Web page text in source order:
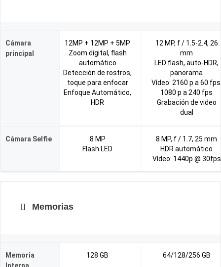
Cámara
principal
12MP + 12MP + 5MP
Zoom digital, flash
automático
Detección de rostros,
toque para enfocar
Enfoque Automático,
HDR
12 MP, f / 1.5-2.4, 26
mm
LED flash, auto-HDR,
panorama
Vídeo: 2160 p a 60
1080 p a 240 fps
Grabación de video
dual
Cámara Selfie
8 MP
Flash LED
8 MP, f / 1.7, 25 mm
HDR automático
Vídeo: 1440p @ 30fps
Memorias
Memoria
128 GB 64/128/256 GB